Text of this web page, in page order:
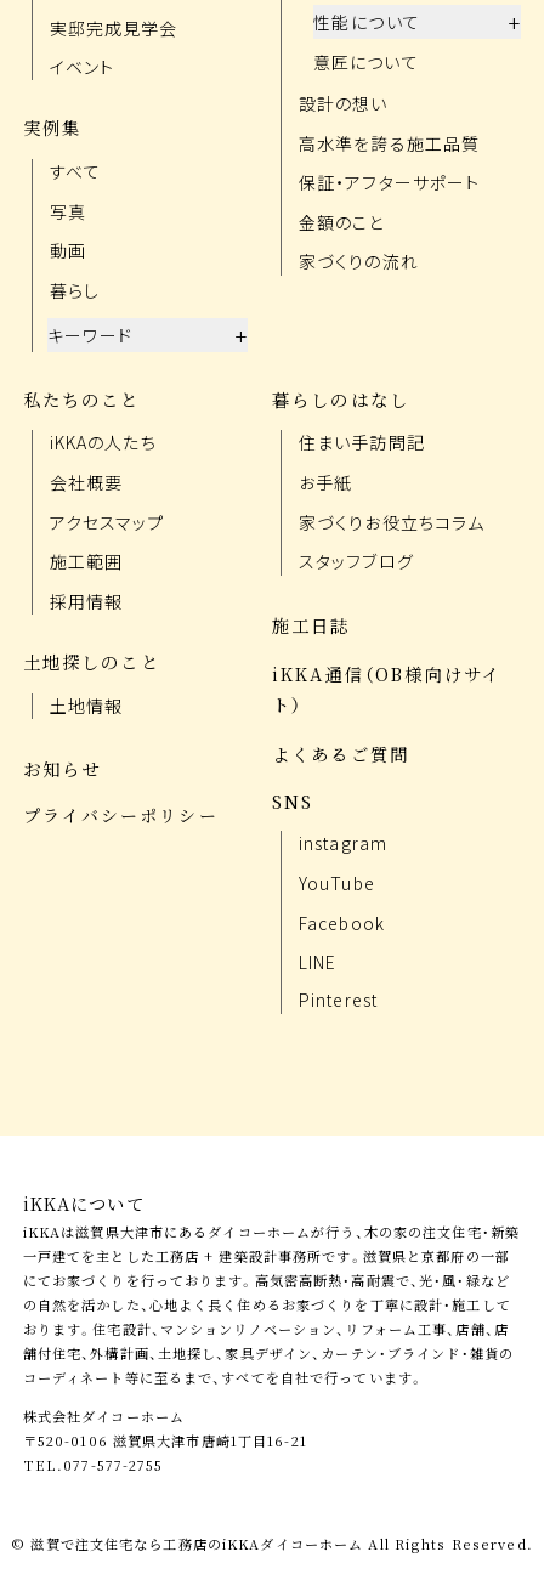
実邸完成見学会
イベント
実例集
すべて
写真
動画
暮らし
キーワード
+
性能について +
意匠について
設計の想い
高水準を誇る施工品質
保証・アフターサポート
金額のこと
家づくりの流れ
私たちのこと
iKKAの人たち
会社概要
アクセスマップ
施工範囲
採用情報
土地探しのこと
土地情報
お知らせ
プライバシーポリシー
暮らしのはなし
住まい手訪問記
お手紙
家づくりお役立ちコラム
スタッフブログ
施工日誌
iKKA通信（OB様向けサイ
ト）
よくあるご質問
SNS
instagram
YouTube
Facebook
LINE
Pinterest
iKKAについて
iKKAは滋賀県大津市にあるダイコーホームが行う、木の家の注文住宅・新築
一戸建てを主とした工務店 + 建築設計事務所です。滋賀県と京都府の一部
にてお家づくりを行っております。高気密高断熱・高耐震で、光・風・緑など
の自然を活かした、心地よく長く住めるお家づくりを丁寧に設計・施工して
おります。住宅設計、マンションリノベーション、リフォーム工事、店舗、店
舗付住宅、外構計画、土地探し、家具デザイン、カーテン・ブラインド・雑貨の
コーディネート等に至るまで、すべてを自社で行っています。
株式会社ダイコーホーム
〒520-0106 滋賀県大津市唐崎1丁目16-21
TEL.077-577-2755
© 滋賀で注文住宅なら工務店のiKKAダイコーホーム All Rights Reserved.